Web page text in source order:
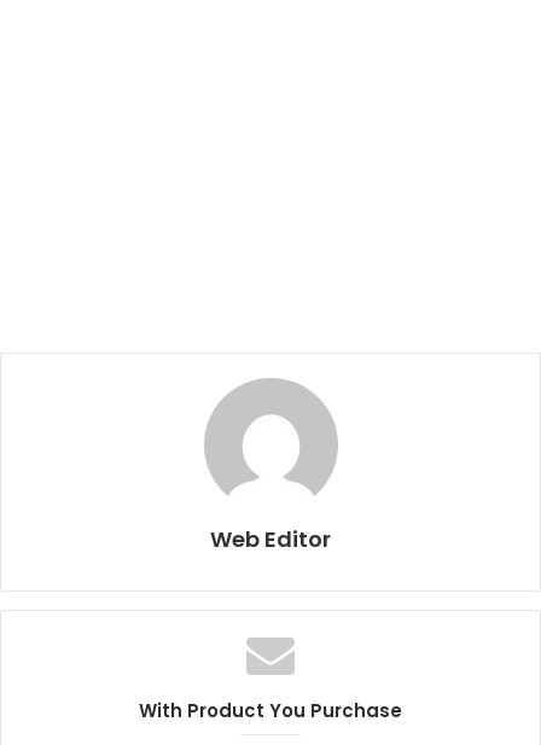
Web Editor
With Product You Purchase